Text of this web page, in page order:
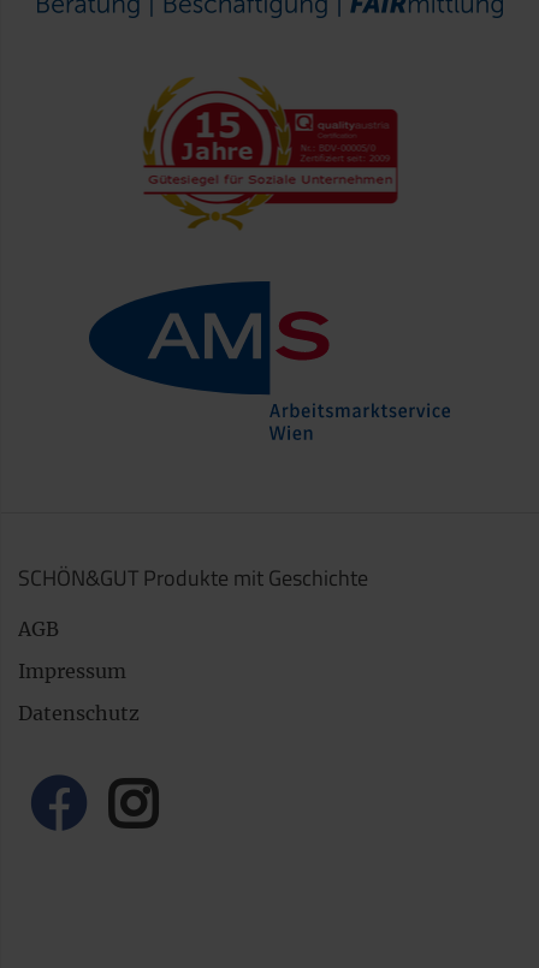
SCHÖN&GUT Produkte mit Geschichte
AGB
Impressum
Datenschutz